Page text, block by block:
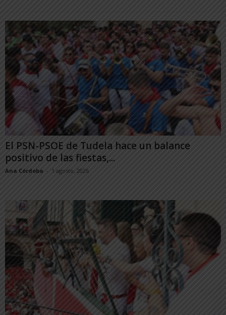
El PSN-PSOE de Tudela hace un balance
positivo de las fiestas,...
Ana Córdoba - 1 agosto, 2026